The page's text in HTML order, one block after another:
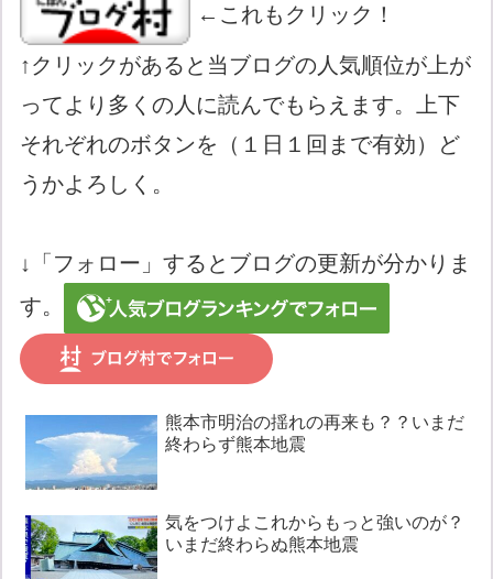
←これもクリック！
↑クリックがあると当ブログの人気順位が上が
ってより多くの人に読んでもらえます。上下
それぞれのボタンを（１日１回まで有効）ど
うかよろしく。
↓「フォロー」するとブログの更新が分かりま
す。
熊本市明治の揺れの再来も？？いまだ
終わらず熊本地震
気をつけよこれからもっと強いのが？
いまだ終わらぬ熊本地震